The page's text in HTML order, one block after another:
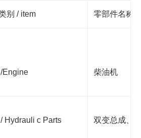
别 / item 零部件名称 /
Engine 柴油机
Hydrauli c Parts 双变总成、